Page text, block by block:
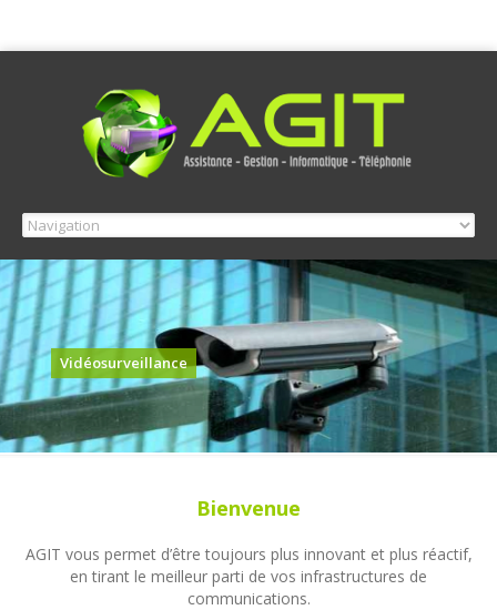
Vidéosurveillance
Bienvenue
AGIT vous permet d’être toujours plus innovant et plus réactif,
en tirant le meilleur parti de vos infrastructures de
communications.